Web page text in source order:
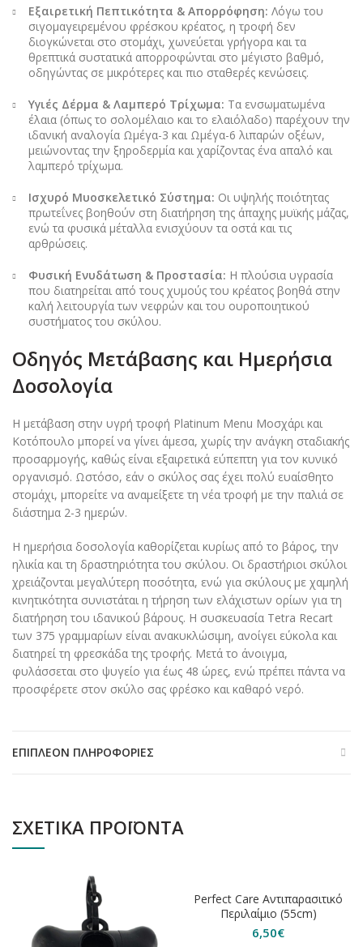
Εξαιρετική Πεπτικότητα & Απορρόφηση: Λόγω του
σιγομαγειρεμένου φρέσκου κρέατος, η τροφή δεν
διογκώνεται στο στομάχι, χωνεύεται γρήγορα και τα
θρεπτικά συστατικά απορροφώνται στο μέγιστο βαθμό,
οδηγώντας σε μικρότερες και πιο σταθερές κενώσεις.
Υγιές Δέρμα & Λαμπερό Τρίχωμα: Τα ενσωματωμένα
έλαια (όπως το σολομέλαιο και το ελαιόλαδο) παρέχουν την
ιδανική αναλογία Ωμέγα-3 και Ωμέγα-6 λιπαρών οξέων,
μειώνοντας την ξηροδερμία και χαρίζοντας ένα απαλό και
λαμπερό τρίχωμα.
Ισχυρό Μυοσκελετικό Σύστημα: Οι υψηλής ποιότητας
πρωτεΐνες βοηθούν στη διατήρηση της άπαχης μυϊκής μάζας,
ενώ τα φυσικά μέταλλα ενισχύουν τα οστά και τις
αρθρώσεις.
Φυσική Ενυδάτωση & Προστασία: Η πλούσια υγρασία
που διατηρείται από τους χυμούς του κρέατος βοηθά στην
καλή λειτουργία των νεφρών και του ουροποιητικού
συστήματος του σκύλου.
Οδηγός Μετάβασης και Ημερήσια
Δοσολογία
Η μετάβαση στην υγρή τροφή Platinum Menu Μοσχάρι και
Κοτόπουλο μπορεί να γίνει άμεσα, χωρίς την ανάγκη σταδιακής
προσαρμογής, καθώς είναι εξαιρετικά εύπεπτη για τον κυνικό
οργανισμό. Ωστόσο, εάν ο σκύλος σας έχει πολύ ευαίσθητο
στομάχι, μπορείτε να αναμείξετε τη νέα τροφή με την παλιά σε
διάστημα 2-3 ημερών.
Η ημερήσια δοσολογία καθορίζεται κυρίως από το βάρος, την
ηλικία και τη δραστηριότητα του σκύλου. Οι δραστήριοι σκύλοι
χρειάζονται μεγαλύτερη ποσότητα, ενώ για σκύλους με χαμηλή
κινητικότητα συνιστάται η τήρηση των ελάχιστων ορίων για τη
διατήρηση του ιδανικού βάρους. Η συσκευασία Tetra Recart
των 375 γραμμαρίων είναι ανακυκλώσιμη, ανοίγει εύκολα και
διατηρεί τη φρεσκάδα της τροφής. Μετά το άνοιγμα,
φυλάσσεται στο ψυγείο για έως 48 ώρες, ενώ πρέπει πάντα να
προσφέρετε στον σκύλο σας φρέσκο και καθαρό νερό.
ΕΠΙΠΛΈΟΝ ΠΛΗΡΟΦΟΡΊΕΣ
ΣΧΕΤΙΚΆ ΠΡΟΪΌΝΤΑ
Perfect Care Αντιπαρασιτικό
Περιλαίμιο (55cm)
6,50€